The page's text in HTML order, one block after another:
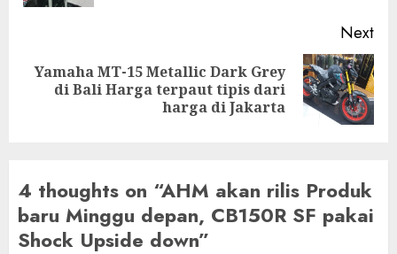
Next
Next
Yamaha MT-15 Metallic Dark Grey
di Bali Harga terpaut tipis dari
harga di Jakarta
4 thoughts on “AHM akan rilis Produk
baru Minggu depan, CB150R SF pakai
Shock Upside down”